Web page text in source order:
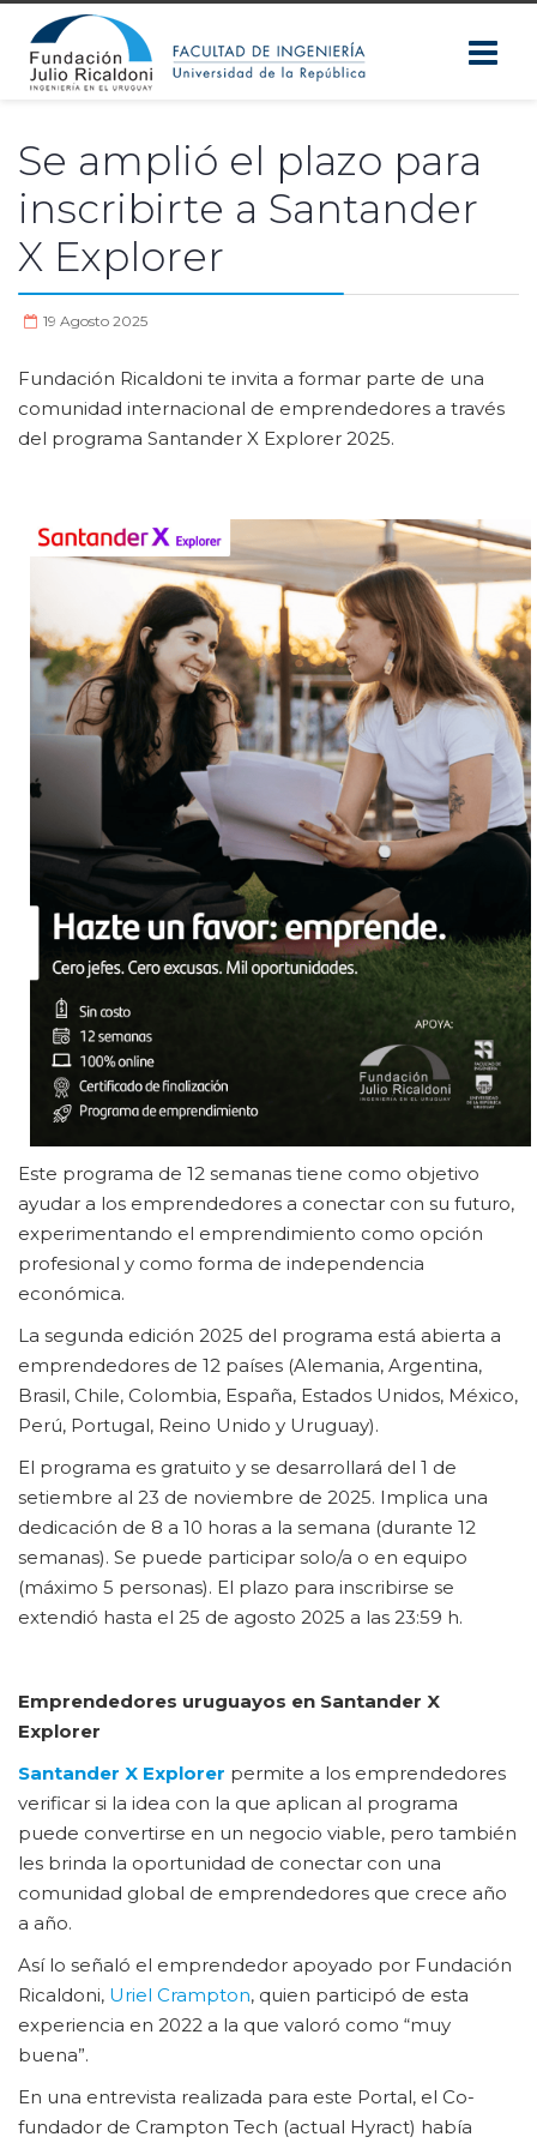
Se amplió el plazo para
inscribirte a Santander
X Explorer
19 Agosto 2025
Fundación Ricaldoni te invita a formar parte de una
comunidad internacional de emprendedores a través
del programa Santander X Explorer 2025.
Este programa de 12 semanas tiene como objetivo
ayudar a los emprendedores a conectar con su futuro,
experimentando el emprendimiento como opción
profesional y como forma de independencia
económica.
La segunda edición 2025 del programa está abierta a
emprendedores de 12 países (Alemania, Argentina,
Brasil, Chile, Colombia, España, Estados Unidos, México,
Perú, Portugal, Reino Unido y Uruguay).
El programa es gratuito y se desarrollará del 1 de
setiembre al 23 de noviembre de 2025. Implica una
dedicación de 8 a 10 horas a la semana (durante 12
semanas). Se puede participar solo/a o en equipo
(máximo 5 personas). El plazo para inscribirse se
extendió hasta el 25 de agosto 2025 a las 23:59 h.
Emprendedores uruguayos en Santander X
Explorer
Santander X Explorer permite a los emprendedores
verificar si la idea con la que aplican al programa
puede convertirse en un negocio viable, pero también
les brinda la oportunidad de conectar con una
comunidad global de emprendedores que crece año
a año.
Así lo señaló el emprendedor apoyado por Fundación
Ricaldoni, Uriel Crampton, quien participó de esta
experiencia en 2022 a la que valoró como “muy
buena”.
En una entrevista realizada para este Portal, el Co-
fundador de Crampton Tech (actual Hyract) había